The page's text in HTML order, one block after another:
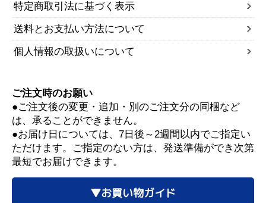
特定商取引法に基づく表示
送料とお支払い方法について
個人情報の取扱いについて
ご注文時のお願い
●ご注文後の変更・追加・別のご注文分の同梱など
は、承ることができません。
●お届け日については、7日後～2週間以内でご指定い
ただけます。ご指定のない方は、発送準備ができ次第
最短でお届けできます。
▼お買い物ガイド